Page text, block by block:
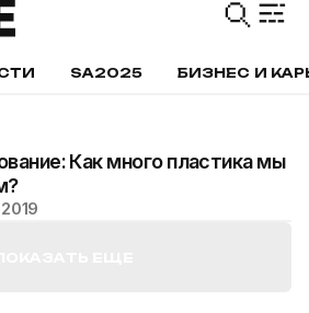
SA2025 БИЗНЕС И
Как много пластика мы